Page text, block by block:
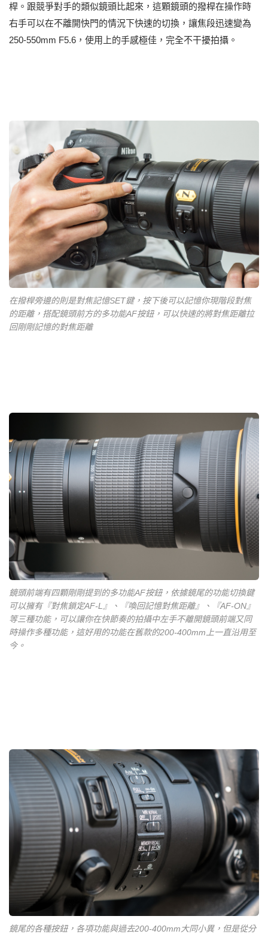
桿。跟競爭對手的類似鏡頭比起來，這顆鏡頭的撥桿在操作時
右手可以在不離開快門的情況下快速的切換，讓焦段迅速變為
250-550mm F5.6，使用上的手感極佳，完全不干擾拍攝。
在撥桿旁邊的則是對焦記憶SET鍵，按下後可以記憶你現階段對焦
的距離，搭配鏡頭前方的多功能AF按鈕，可以快速的將對焦距離拉
回剛剛記憶的對焦距離
鏡頭前端有四顆剛剛提到的多功能AF按鈕，依據鏡尾的功能切換鍵
可以擁有『對焦鎖定AF-L』、『喚回記憶對焦距離』、『AF-ON』
等三種功能，可以讓你在快節奏的拍攝中左手不離開鏡頭前端又同
時操作多種功能，這好用的功能在舊款的200-400mm上一直沿用至
今。
鏡尾的各種按鈕，各項功能與過去200-400mm大同小異，但是從分